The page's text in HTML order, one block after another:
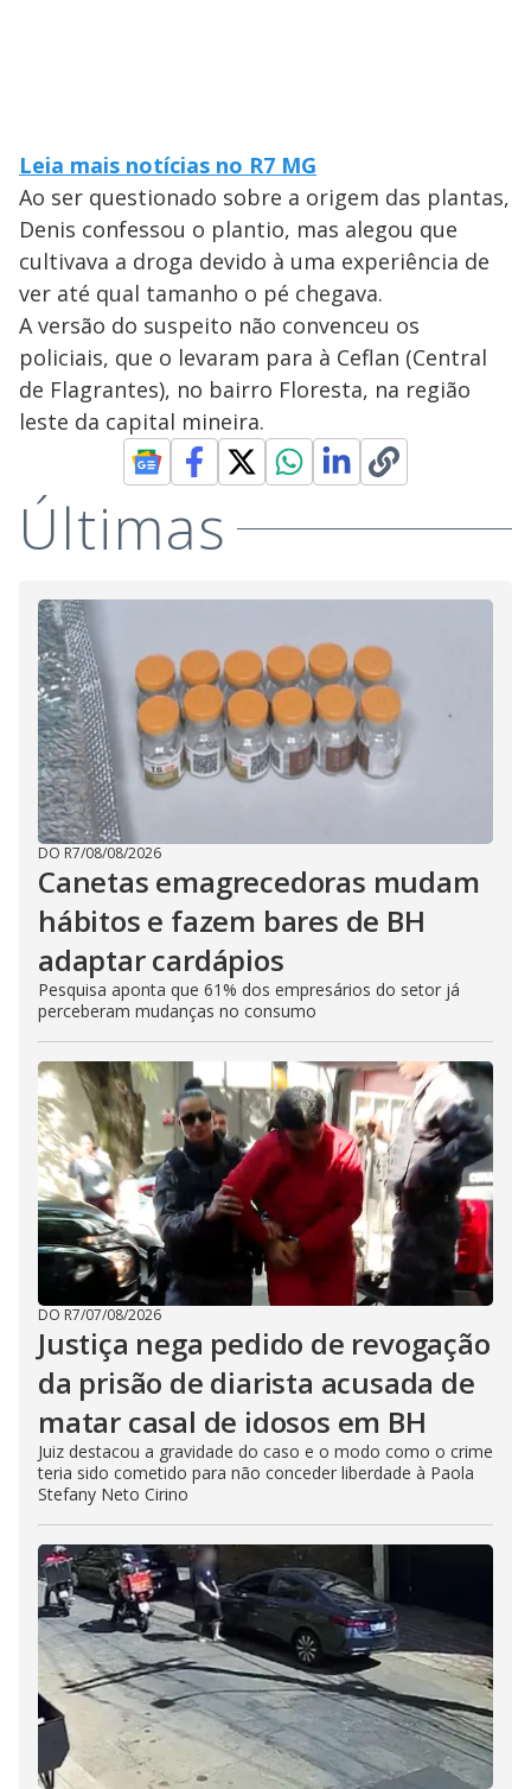
Leia mais notícias no R7 MG
Ao ser questionado sobre a origem das plantas,
Denis confessou o plantio, mas alegou que
cultivava a droga devido à uma experiência de
ver até qual tamanho o pé chegava.
A versão do suspeito não convenceu os
policiais, que o levaram para à Ceflan (Central
de Flagrantes), no bairro Floresta, na região
leste da capital mineira.
Últimas
DO R7/08/08/2026
Canetas emagrecedoras mudam
hábitos e fazem bares de BH
adaptar cardápios
Pesquisa aponta que 61% dos empresários do setor já
perceberam mudanças no consumo
DO R7/07/08/2026
Justiça nega pedido de revogação
da prisão de diarista acusada de
matar casal de idosos em BH
Juiz destacou a gravidade do caso e o modo como o crime
teria sido cometido para não conceder liberdade à Paola
Stefany Neto Cirino